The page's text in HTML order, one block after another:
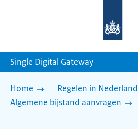
homepage
Single Digital Gateway
Home
Regelen in Nederland
Algemene bijstand aanvragen